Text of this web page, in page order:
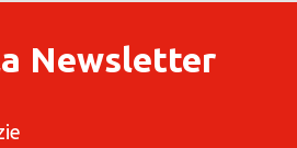
Newsletter